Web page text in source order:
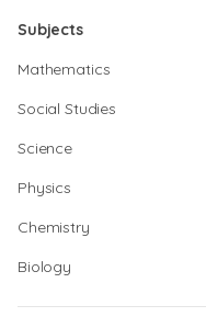
Subjects
Mathematics
Social Studies
Science
Physics
Chemistry
Biology